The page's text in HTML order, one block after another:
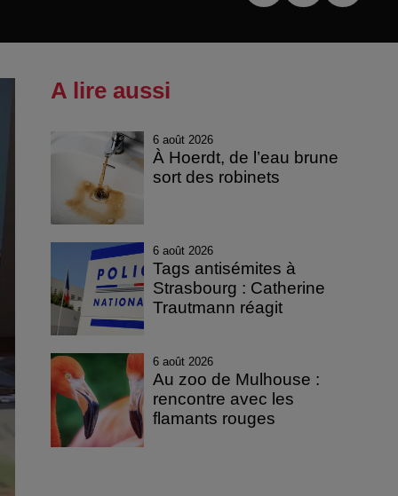
A lire aussi
6 août 2026
À Hoerdt, de l’eau brune
sort des robinets
6 août 2026
Tags antisémites à
Strasbourg : Catherine
Trautmann réagit
6 août 2026
Au zoo de Mulhouse :
rencontre avec les
flamants rouges